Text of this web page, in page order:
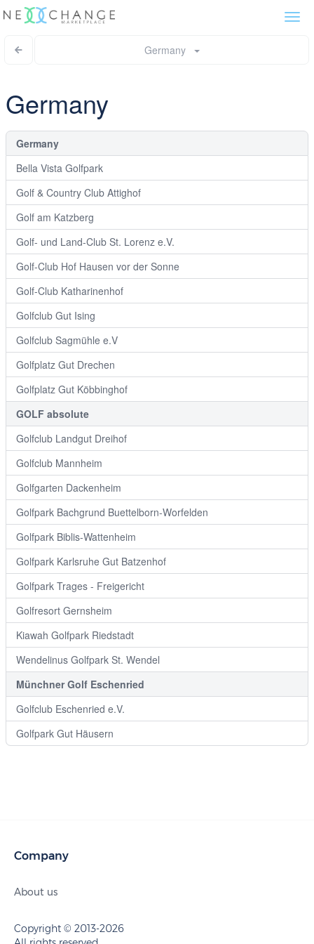
Germany
Germany
Germany
Bella Vista Golfpark
Golf & Country Club Attighof
Golf am Katzberg
Golf- und Land-Club St. Lorenz e.V.
Golf-Club Hof Hausen vor der Sonne
Golf-Club Katharinenhof
Golfclub Gut Ising
Golfclub Sagmühle e.V
Golfplatz Gut Drechen
Golfplatz Gut Köbbinghof
GOLF absolute
Golfclub Landgut Dreihof
Golfclub Mannheim
Golfgarten Dackenheim
Golfpark Bachgrund Buettelborn-Worfelden
Golfpark Biblis-Wattenheim
Golfpark Karlsruhe Gut Batzenhof
Golfpark Trages - Freigericht
Golfresort Gernsheim
Kiawah Golfpark Riedstadt
Wendelinus Golfpark St. Wendel
Münchner Golf Eschenried
Golfclub Eschenried e.V.
Golfpark Gut Häusern
Company
About us
Copyright © 2013-2026